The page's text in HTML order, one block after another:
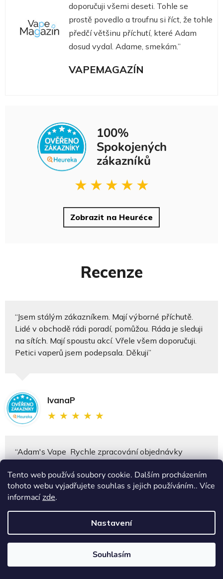
Tento web používá soubory cookie. Dalším procházením
tohoto webu vyjadřujete souhlas s jejich používáním.. Více
informací zde.
Nastavení
Souhlasím
doporučuji všemi deseti. Tohle se
prostě povedlo a troufnu si říct, že tohle
předčí většinu příchutí, které Adam
dosud vydal. Adame, smekám.”
VAPEMAGAZÍN
100%
Spokojených
zákazníků
★ ★ ★ ★ ★
Zobrazit na Heuréce
Recenze
“Jsem stálým zákazníkem. Mají výborné příchutě.
Lidé v obchodě rádi poradí, pomůžou. Ráda je sleduji
na sítích. Mají spoustu akcí. Vřele všem doporučuji.
Petici vaperů jsem podepsala. Děkuji”
IvanaP
★ ★ ★ ★ ★
“Adam's Vape Rychle zpracování objednávky
shaky prostě úžasný 100% doporučuji”
★ ★ ★ ★ ★